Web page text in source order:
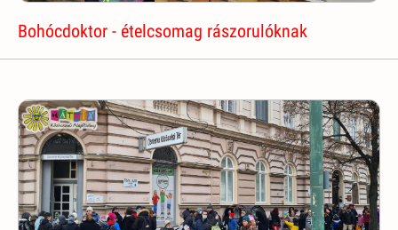
Bohócdoktor - ételcsomag rászorulóknak